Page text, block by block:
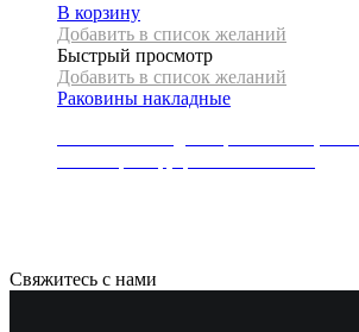
В корзину
Добавить в список желаний
Быстрый просмотр
Добавить в список желаний
Раковины накладные
Свяжитесь с нами